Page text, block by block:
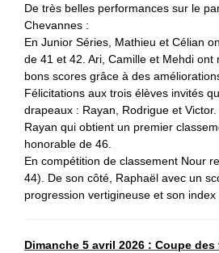
De très belles performances sur le
Chevannes :
En Junior Séries, Mathieu et Célian
de 41 et 42. Ari, Camille et Mehdi ont
bons scores grâce à des
Félicitations aux trois élèves invités
drapeaux : Rayan, Rodrigue et
Rayan qui obtient un premier
honorable de 46.
En compétition de classement Nour
44). De son côté, Raphaël avec un
progression vertigineuse et son index
Dimanche 5 avril 2026 : Coupe